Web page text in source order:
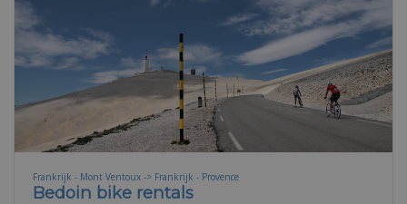
Frankrijk - Mont Ventoux -> Frankrijk - Provence
Bedoin bike rentals